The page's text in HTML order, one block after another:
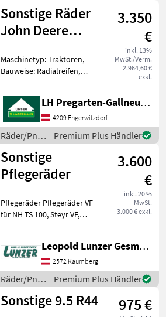
/ Sonstige
Sonstige Räder
John Deere
320/90R46
3.350
€
inkl. 13%
MwSt./Verm.
2.964,60 €
exkl.
Maschinetyp: Traktoren,
Bauweise: Radialreifen,
Kompletträder -
Pflegebereifung , Felgen
John Deere Spur 1800 mm,
Vorne 270/95 R 32, Hinten
320/
LH Pregarten-Gallneukirchen, Gallneukirchen
4209 Engerwitzdorf
Räder/Pneu/Felgen
/ Sonstige
Premium Plus Händler
Sonstige
Pflegeräder
3.600
€
inkl. 20 %
MwSt.
3.000 € exkl.
Pflegeräder Pflegeräder VF
für NH TS 100, Steyr VF,
R48. Räder/Pneu/Felgen
Traktorräder
Leopold Lunzer GesmbH
2572 Kaumberg
Räder/Pneu/Felgen
/ Sonstige
Premium Plus Händler
Sonstige 9.5 R44 975 €